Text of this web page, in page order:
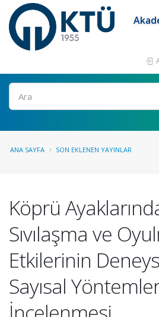
Ara
ANA SAYFA SON EKLENEN YAYINLAR
Köprü
Sıvılaşma ve
Etkilerinin
Sayısal